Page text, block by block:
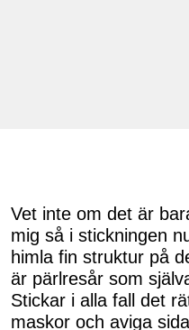
Vet inte om det är
mig så i stickningen
himla fin struktur på
är pärlresår som
Stickar i alla fall det
maskor och aviga